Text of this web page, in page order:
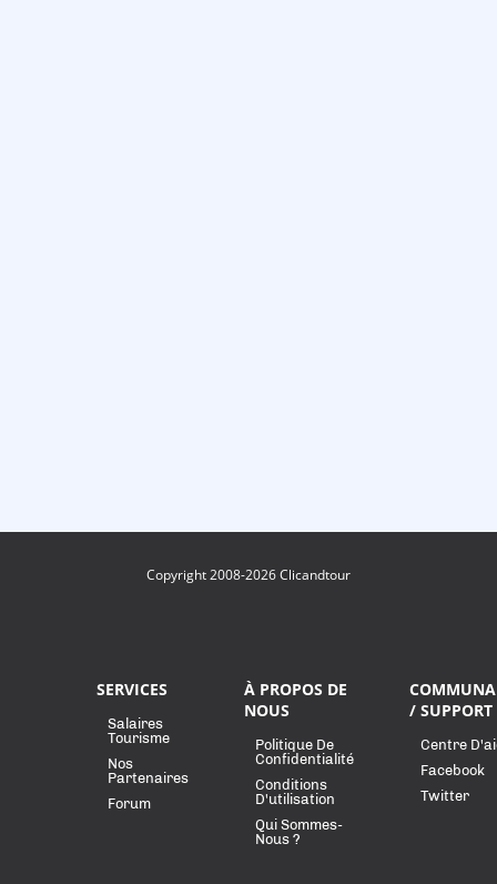
Copyright 2008-2026 Clicandtour
SERVICES
Salaires
Tourisme
Nos
Partenaires
Forum
À PROPOS DE
NOUS
Politique De
Confidentialité
Conditions
D'utilisation
Qui Sommes-
Nous ?
/ SUPPORT
Centre
Facebook
Twitter